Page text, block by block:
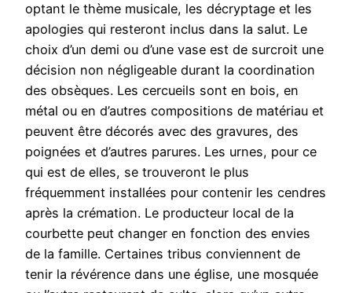
optant le thème musicale, les décryptage et les
apologies qui resteront inclus dans la salut. Le
choix d’un demi ou d’une vase est de surcroit une
décision non négligeable durant la coordination
des obsèques. Les cercueils sont en bois, en
métal ou en d’autres compositions de matériau et
peuvent être décorés avec des gravures, des
poignées et d’autres parures. Les urnes, pour ce
qui est de elles, se trouveront le plus
fréquemment installées pour contenir les cendres
après la crémation. Le producteur local de la
courbette peut changer en fonction des envies
de la famille. Certaines tribus conviennent de
tenir la révérence dans une église, une mosquée